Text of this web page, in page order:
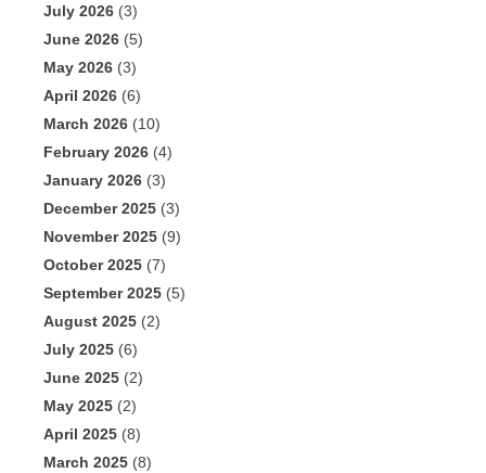
July 2026 (3)
June 2026 (5)
May 2026 (3)
April 2026 (6)
March 2026 (10)
February 2026 (4)
January 2026 (3)
December 2025 (3)
November 2025 (9)
October 2025 (7)
September 2025 (5)
August 2025 (2)
July 2025 (6)
June 2025 (2)
May 2025 (2)
April 2025 (8)
March 2025 (8)